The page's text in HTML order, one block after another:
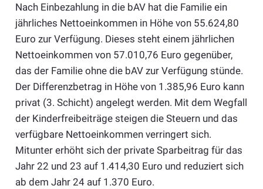
Nach Einbezahlung in die bAV hat die Familie ein
jährliches Nettoeinkommen in Höhe von 55.624,80
Euro zur Verfügung. Dieses steht einem jährlichen
Nettoeinkommen von 57.010,76 Euro gegenüber,
das der Familie ohne die bAV zur Verfügung stünde.
Der Differenzbetrag in Höhe von 1.385,96 Euro kann
privat (3. Schicht) angelegt werden. Mit dem Wegfall
der Kinderfreibeiträge steigen die Steuern und das
verfügbare Nettoeinkommen verringert sich.
Mitunter erhöht sich der private Sparbeitrag für das
Jahr 22 und 23 auf 1.414,30 Euro und reduziert sich
ab dem Jahr 24 auf 1.370 Euro.